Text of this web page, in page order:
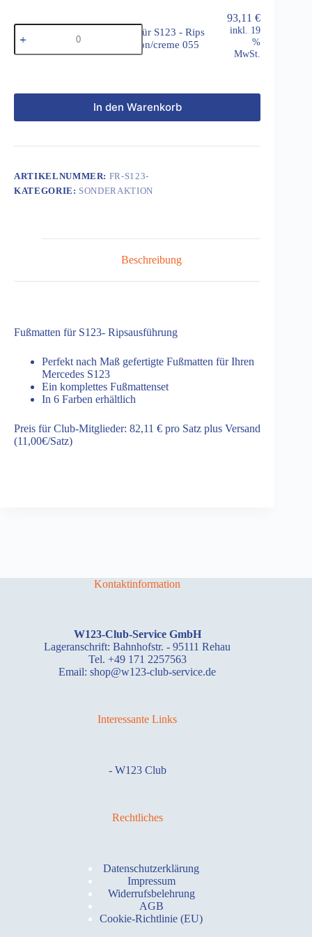
weinrot/hennarot
057
Menge
Fußmatten
für
S123
Menge
Fußmatten für S123 - Rips
- champignon/creme 055
93,11 €
inkl. 19
%
MwSt.
In den Warenkorb
ARTIKELNUMMER: FR-S123-
KATEGORIE: SONDERAKTION
Beschreibung
Fußmatten für S123- Ripsausführung
Perfekt nach Maß gefertigte Fußmatten für Ihren
Mercedes S123
Ein komplettes Fußmattenset
In 6 Farben erhältlich
Preis für Club-Mitglieder: 82,11 € pro Satz plus Versand
(11,00€/Satz)
Kontaktinformation
W123-Club-Service GmbH
Lageranschrift: Bahnhofstr. - 95111 Rehau
Tel. +49 171 2257563
Email: shop@w123-club-service.de
Interessante Links
- W123 Club
Rechtliches
Datenschutzerklärung
Impressum
Widerrufsbelehrung
AGB
Cookie-Richtlinie (EU)